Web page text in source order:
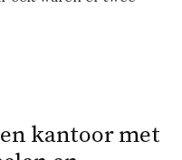
kantoor met